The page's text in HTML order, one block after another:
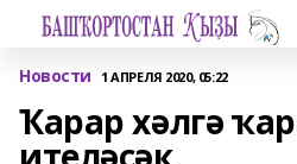
Новости 1 АПРЕЛЯ 2020, 05:22
Ҡарар хәлгә